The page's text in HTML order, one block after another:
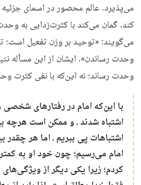
می‌پذیرد. عالم محصور در اسمای
کند. گمان می‌کند با کثرت‌زدایی به
می‌گویند: «توحید بر وزن تفعیل است؛
وحدت رساندن». ایشان از این مسأله
وحدت رساند؛ نه این‌که با نفی کثرت
با این‌که امام در رفتارهای شخصی
اشتباه شدند ـ و ممکن است هرچه
اشتباهات پی ببریم ـ اما هر چقدر
امام می‌رسیم؛ چون خود او به
کردم؛ زیرا یکی دیگر از